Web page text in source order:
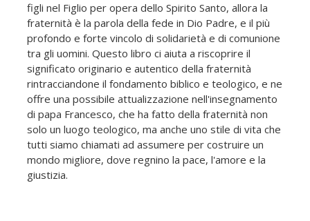
figli nel Figlio per opera dello Spirito Santo, allora la
fraternità è la parola della fede in Dio Padre, e il più
profondo e forte vincolo di solidarietà e di comunione
tra gli uomini. Questo libro ci aiuta a riscoprire il
significato originario e autentico della fraternità
rintracciandone il fondamento biblico e teologico, e ne
offre una possibile attualizzazione nell'insegnamento
di papa Francesco, che ha fatto della fraternità non
solo un luogo teologico, ma anche uno stile di vita che
tutti siamo chiamati ad assumere per costruire un
mondo migliore, dove regnino la pace, l'amore e la
giustizia.